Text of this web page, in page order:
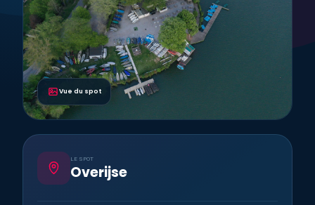
Vue du spot
LE SPOT
Overijse